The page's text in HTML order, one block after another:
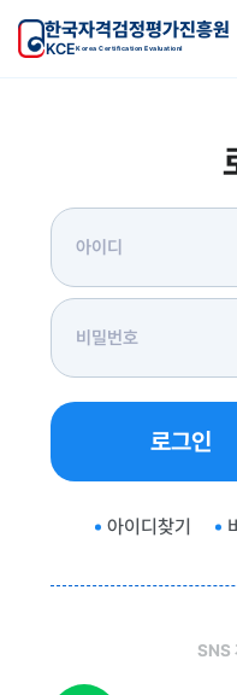
한국자격검정평가진흥원
KCEKorea Certification Evaluationl
로그인
아이디찾기
SNS